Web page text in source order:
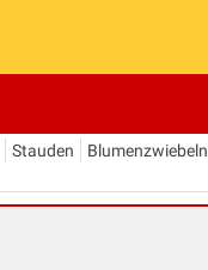
Stauden Blumenzwiebeln